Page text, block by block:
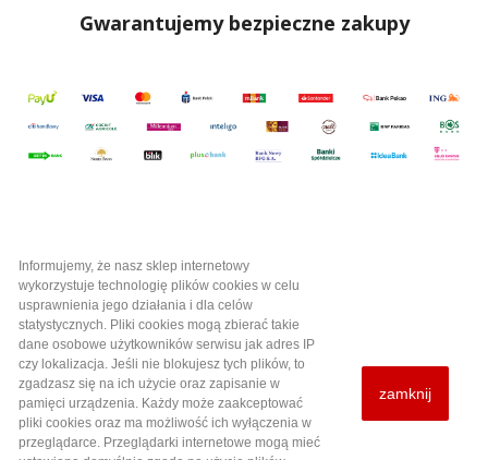
Gwarantujemy bezpieczne zakupy
Kategorie
Informacje i pomoc
Twoje konto
Informacja o sklepie
Informujemy, że nasz sklep internetowy
wykorzystuje technologię plików cookies w celu
usprawnienia jego działania i dla celów
statystycznych. Pliki cookies mogą zbierać takie
dane osobowe użytkowników serwisu jak adres IP
czy lokalizacja. Jeśli nie blokujesz tych plików, to
zgadzasz się na ich użycie oraz zapisanie w
pamięci urządzenia. Każdy może zaakceptować
pliki cookies oraz ma możliwość ich wyłączenia w
przeglądarce. Przeglądarki internetowe mogą mieć
zamknij